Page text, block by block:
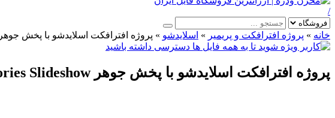
/
خانه » پروژه افترافکت و پریمیر » اسلایدشو » پروژه افترافکت اسلایدشو با پخش جوهر Perfect Ink Memories Slideshow
پروژه افترافکت اسلایدشو با پخش جوهر Perfect Ink Memories Slideshow